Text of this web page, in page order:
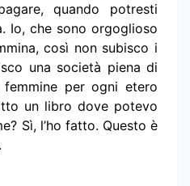
quando potresti
Io, che sono orgoglioso
così non subisco i
una società piena di
per ogni etero
un libro dove potevo
Sì, l’ho fatto. Questo è